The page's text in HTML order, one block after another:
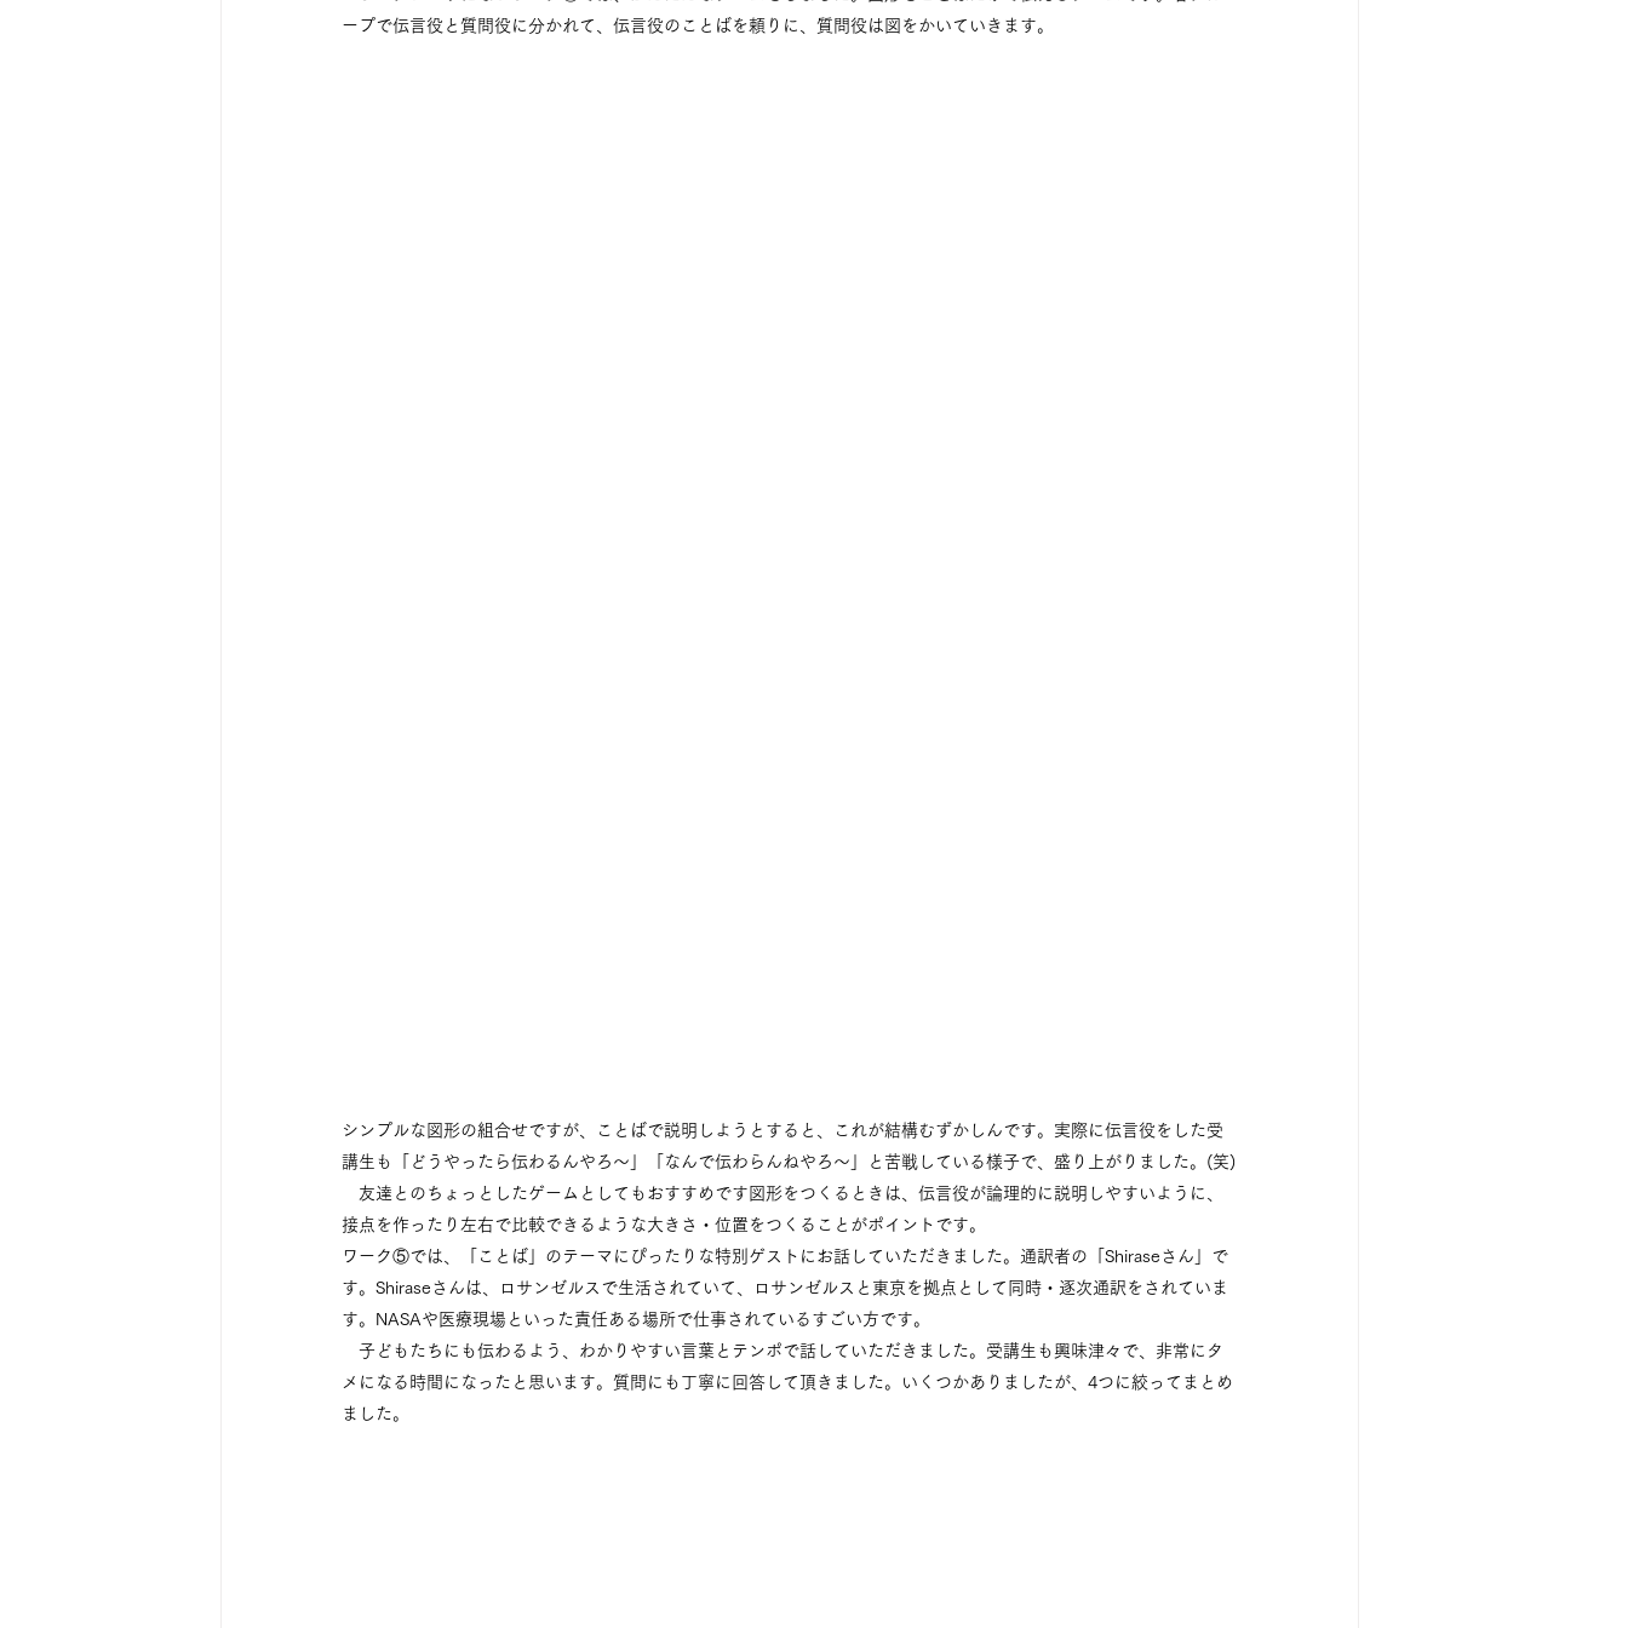
ープで伝言役と質問役に分かれて、伝言役のことばを頼りに、質問役は図をかいていきます。
シンプルな図形の組合せですが、ことばで説明しようとすると、これが結構むずかしんです。実際に伝言役をした受
講生も「どうやったら伝わるんやろ～」「なんで伝わらんねやろ～」と苦戦している様子で、盛り上がりました。(笑)
友達とのちょっとしたゲームとしてもおすすめです図形をつくるときは、伝言役が論理的に説明しやすいように、
接点を作ったり左右で比較できるような大きさ・位置をつくることがポイントです。
ワーク⑤では、「ことば」のテーマにぴったりな特別ゲストにお話していただきました。通訳者の「Shiraseさん」で
す。Shiraseさんは、ロサンゼルスで生活されていて、ロサンゼルスと東京を拠点として同時・逐次通訳をされていま
す。NASAや医療現場といった責任ある場所で仕事されているすごい方です。
子どもたちにも伝わるよう、わかりやすい言葉とテンポで話していただきました。受講生も興味津々で、非常にタ
メになる時間になったと思います。質問にも丁寧に回答して頂きました。いくつかありましたが、4つに絞ってまとめ
ました。